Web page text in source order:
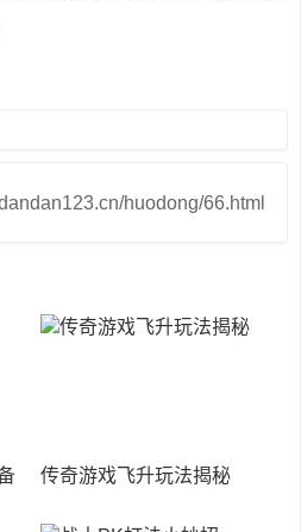
huodong/66.html
传奇游戏飞升玩法揭秘